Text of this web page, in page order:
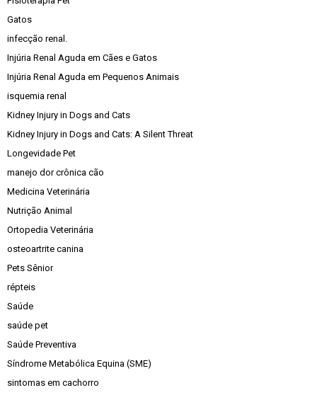
Gatos
infecção renal.
Injúria Renal Aguda em Cães e Gatos
Injúria Renal Aguda em Pequenos Animais
isquemia renal
Kidney Injury in Dogs and Cats
Kidney Injury in Dogs and Cats: A Silent Threat
Longevidade Pet
manejo dor crônica cão
Medicina Veterinária
Nutrição Animal
Ortopedia Veterinária
osteoartrite canina
Pets Sênior
répteis
Saúde
saúde pet
Saúde Preventiva
Síndrome Metabólica Equina (SME)
sintomas em cachorro